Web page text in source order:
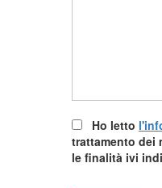
Ho letto
trattamento dei
le finalità ivi